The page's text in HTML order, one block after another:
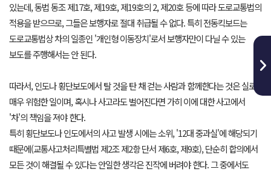
있는데, 동법 동조 제17호, 제19호, 제19호의 2, 제20호 등에 따라 도로교통법의
적용을 받으므로, 그들은 보행자로 절대 취급될 수 없다. 특히 전동킥보드는
도로교통법상 차의 일종인 '개인형 이동장치'로서 보행자만이 다닐 수 있는
보도를 주행해서는 안 된다.
따라서, 인도나 횡단보도에서 탈 것을 탄 채 걷는 사람과 함께한다는 것은 실로
매우 위험한 일이며, 혹시나 사고라도 벌어진다면 가히 이에 대한 사고에서
'차'의 책임을 져야 한다.
특히 횡단보도나 인도에서의 사고 발생 시에는 소위, '12대 중과실'에 해당되기
때문에(교통사고처리특별법 제2조 제2항 단서 제6호, 제9호), 단순히 합의에서
모든 것이 해결될 수 있다는 안일한 생각은 진작에 버려야 한다. 그 중에서도